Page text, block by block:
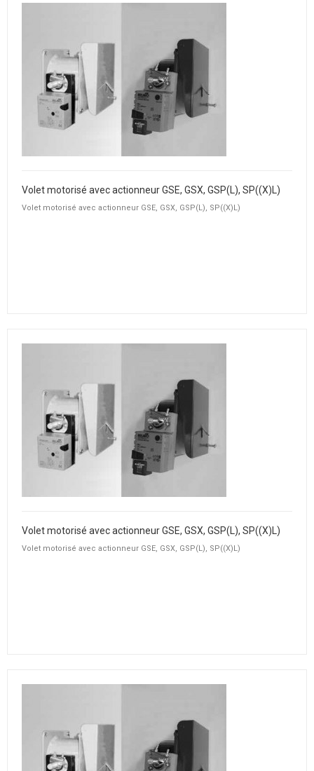
Volet motorisé avec actionneur GSE, GSX, GSP(L), SP((X)L)
Volet motorisé avec actionneur GSE, GSX, GSP(L), SP((X)L)
Volet motorisé avec actionneur GSE, GSX, GSP(L), SP((X)L)
Volet motorisé avec actionneur GSE, GSX, GSP(L), SP((X)L)